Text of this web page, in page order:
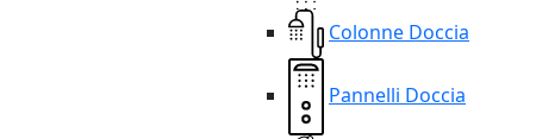
Colonne Doccia
Pannelli Doccia